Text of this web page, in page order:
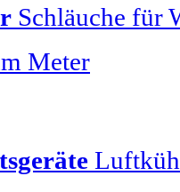
Schläuche für
Meter